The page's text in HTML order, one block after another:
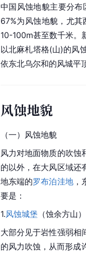
中国 风蚀地貌主要分布
67%为风蚀地貌，尤其
10-100m甚至数千米。
以北麻札塔格(山)的风
依东北乌尔和的风城平
风蚀地貌
（一）风蚀地貌
风力对地面物质的吹蚀
的以外，在大风区域还
地东端的罗布泊洼地，
要是：
1.风蚀城堡 （蚀余方山）
大部分见于岩性强弱相
的风力吹蚀，从而形成